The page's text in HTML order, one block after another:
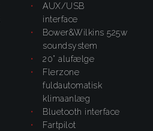
AUX/USB
interface
Bower&Wilkins 525w
soundsystem
20" alufælge
flerzone
fuldautomatisk
klimaanlæg
bluetooth interface
fartpilot